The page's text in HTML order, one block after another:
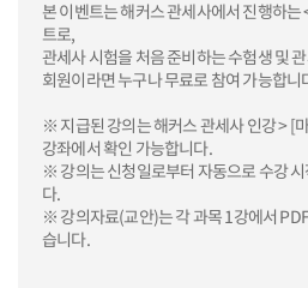
본 이벤트는 해커스 관세사에서 진행하
트로,
관세사 시험을 처음 준비하는 수험생 및
회원이라면 누구나 무료로 참여 가능합니
※ 지급된 강의는 해커스 관세사 인강 > [
강좌에서 확인 가능합니다.
※ 강의는 신청일로부터 자동으로 수강
다.
※ 강의자료(교안)는 각 과목 1강에서
습니다.